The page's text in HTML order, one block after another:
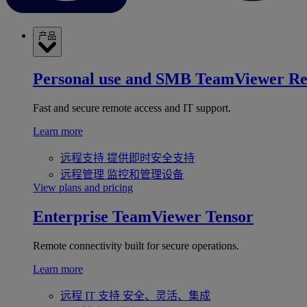
产品
Personal use and SMB TeamViewer
Fast and secure remote access and IT support.
Learn more
远程支持 提供即时安全支持
远程管理 监控和管理设备
View plans and pricing
Enterprise TeamViewer Tensor
Remote connectivity built for secure operations.
Learn more
远程 IT 支持 安全、灵活、集成